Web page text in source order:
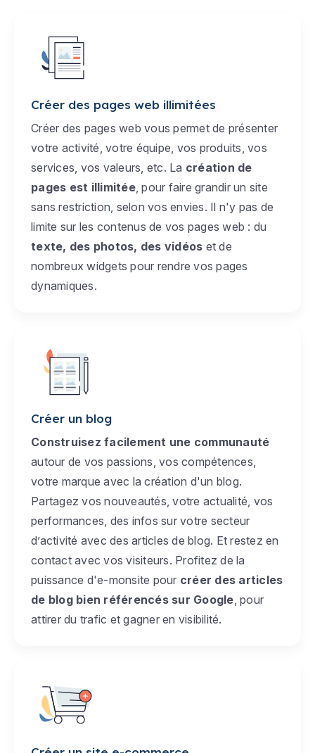
Créer des pages web illimitées
Créer des pages web vous permet de présenter
votre activité, votre équipe, vos produits, vos
services, vos valeurs, etc. La création de
pages est illimitée, pour faire grandir un site
sans restriction, selon vos envies. Il n'y pas de
limite sur les contenus de vos pages web : du
texte, des photos, des vidéos et de
nombreux widgets pour rendre vos pages
dynamiques.
Créer un blog
Construisez facilement une communauté
autour de vos passions, vos compétences,
votre marque avec la création d'un blog.
Partagez vos nouveautés, votre actualité, vos
performances, des infos sur votre secteur
d’activité avec des articles de blog. Et restez en
contact avec vos visiteurs. Profitez de la
puissance d'e-monsite pour créer des articles
de blog bien référencés sur Google , pour
attirer du trafic et gagner en visibilité.